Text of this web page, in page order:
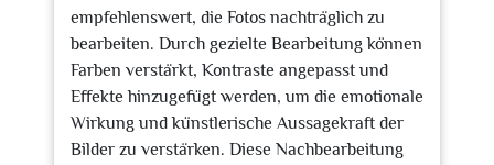
empfehlenswert, die Fotos nachträglich zu
bearbeiten. Durch gezielte Bearbeitung können
Farben verstärkt, Kontraste angepasst und
Effekte hinzugefügt werden, um die emotionale
Wirkung und künstlerische Aussagekraft der
Bilder zu verstärken. Diese Nachbearbeitung